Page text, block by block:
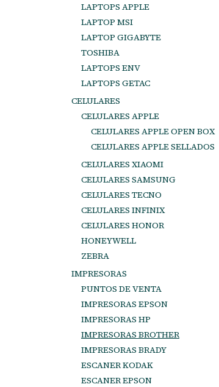
LAPTOPS APPLE
LAPTOP MSI
LAPTOP GIGABYTE
TOSHIBA
LAPTOPS ENV
LAPTOPS GETAC
CELULARES
CELULARES APPLE
CELULARES APPLE OPEN BOX
CELULARES APPLE SELLADOS
CELULARES XIAOMI
CELULARES SAMSUNG
CELULARES TECNO
CELULARES INFINIX
CELULARES HONOR
HONEYWELL
ZEBRA
IMPRESORAS
PUNTOS DE VENTA
IMPRESORAS EPSON
IMPRESORAS HP
IMPRESORAS BROTHER
IMPRESORAS BRADY
ESCANER KODAK
ESCANER EPSON